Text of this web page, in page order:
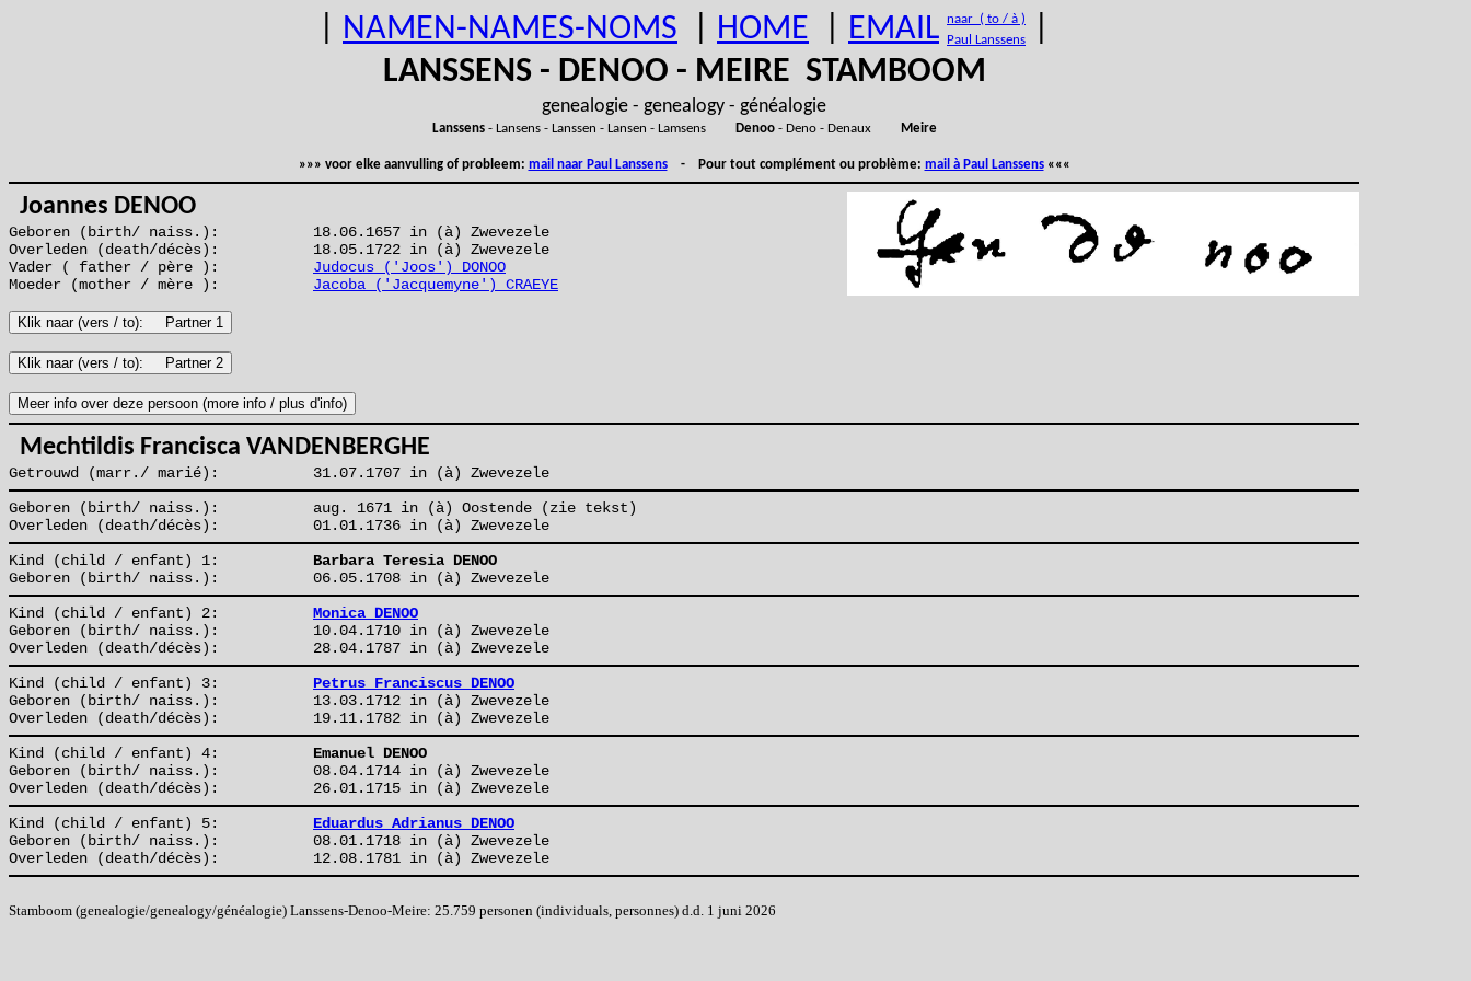
NAMEN-NAMES-NOMS HOME EMAIL naar ( to / à )
Paul Lanssens
LANSSENS - DENOO - MEIRE STAMBOOM
genealogie - genealogy - généalogie
Lanssens- Lansens - Lanssen - Lansen - Lamsens Denoo- Deno - Denaux Meire
»»» voor elke aanvulling of probleem: mail naar Paul Lanssens- Pour tout complément ou problème: mail à Paul Lanssens«««
Joannes DENOO
Geboren (birth/ naiss.):
18.06.1657 in (à) Zwevezele
Overleden (death/décès):
18.05.1722 in (à) Zwevezele
Vader ( father / père ):
Judocus ('Joos') DONOO
Moeder (mother / mère ):
Jacoba ('Jacquemyne') CRAEYE
Mechtildis Francisca VANDENBERGHE
Getrouwd (marr./ marié):
31.07.1707 in (à) Zwevezele
Geboren (birth/ naiss.):
aug. 1671 in (à) Oostende (zie tekst)
Overleden (death/décès):
01.01.1736 in (à) Zwevezele
Kind (child / enfant) 1:
Barbara Teresia DENOO
Geboren (birth/ naiss.):
06.05.1708 in (à) Zwevezele
Kind (child / enfant) 2:
Monica DENOO
Geboren (birth/ naiss.):
10.04.1710 in (à) Zwevezele
Overleden (death/décès):
28.04.1787 in (à) Zwevezele
Kind (child / enfant) 3:
Petrus Franciscus DENOO
Geboren (birth/ naiss.):
13.03.1712 in (à) Zwevezele
Overleden (death/décès):
19.11.1782 in (à) Zwevezele
Kind (child / enfant) 4:
Emanuel DENOO
Geboren (birth/ naiss.):
08.04.1714 in (à) Zwevezele
Overleden (death/décès):
26.01.1715 in (à) Zwevezele
Kind (child / enfant) 5:
Eduardus Adrianus DENOO
Geboren (birth/ naiss.):
08.01.1718 in (à) Zwevezele
Overleden (death/décès):
12.08.1781 in (à) Zwevezele
Stamboom (genealogie/genealogy/généalogie) Lanssens-Denoo-Meire: 25.759 personen (individuals, personnes) d.d. 1 juni 2026